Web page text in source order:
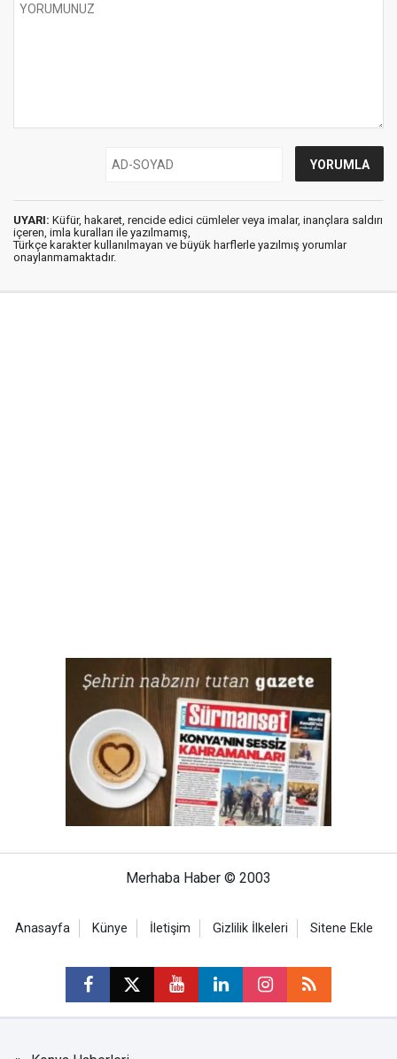
UYARI: Küfür, hakaret, rencide edici cümleler veya imalar, inançlara saldırı
içeren, imla kuralları ile yazılmamış,
Türkçe karakter kullanılmayan ve büyük harflerle yazılmış yorumlar
onaylanmamaktadır.
Merhaba Haber © 2003
Anasayfa Künye İletişim Gizlilik İlkeleri Sitene Ekle